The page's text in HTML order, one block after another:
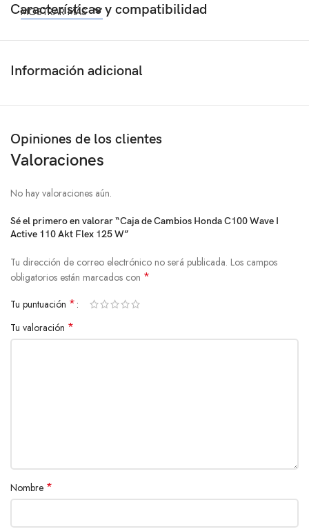
Características y compatibilidad
MOSTRAR MÁS
Información adicional
Opiniones de los clientes
Valoraciones
No hay valoraciones aún.
Sé el primero en valorar “Caja de Cambios Honda C100 Wave I
Active 110 Akt Flex 125 W”
Tu dirección de correo electrónico no será publicada. Los campos
obligatorios están marcados con *
Tu puntuación *
Tu valoración *
Nombre *